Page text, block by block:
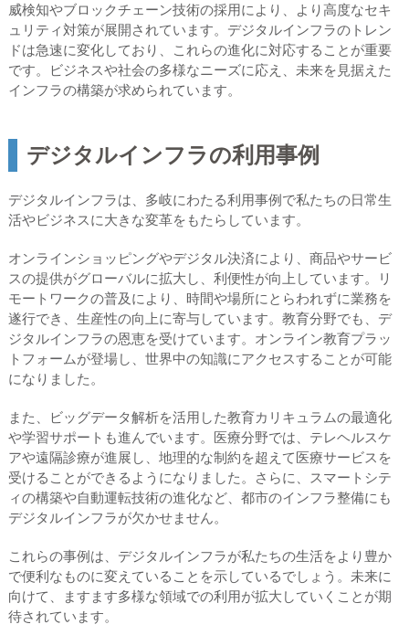
威検知やブロックチェーン技術の採用により、より高度なセキ
ュリティ対策が展開されています。デジタルインフラのトレン
ドは急速に変化しており、これらの進化に対応することが重要
です。ビジネスや社会の多様なニーズに応え、未来を見据えた
インフラの構築が求められています。
デジタルインフラの利用事例
デジタルインフラは、多岐にわたる利用事例で私たちの日常生
活やビジネスに大きな変革をもたらしています。
オンラインショッピングやデジタル決済により、商品やサービ
スの提供がグローバルに拡大し、利便性が向上しています。リ
モートワークの普及により、時間や場所にとらわれずに業務を
遂行でき、生産性の向上に寄与しています。教育分野でも、デ
ジタルインフラの恩恵を受けています。オンライン教育プラッ
トフォームが登場し、世界中の知識にアクセスすることが可能
になりました。
また、ビッグデータ解析を活用した教育カリキュラムの最適化
や学習サポートも進んでいます。医療分野では、テレヘルスケ
アや遠隔診療が進展し、地理的な制約を超えて医療サービスを
受けることができるようになりました。さらに、スマートシテ
ィの構築や自動運転技術の進化など、都市のインフラ整備にも
デジタルインフラが欠かせません。
これらの事例は、デジタルインフラが私たちの生活をより豊か
で便利なものに変えていることを示しているでしょう。未来に
向けて、ますます多様な領域での利用が拡大していくことが期
待されています。